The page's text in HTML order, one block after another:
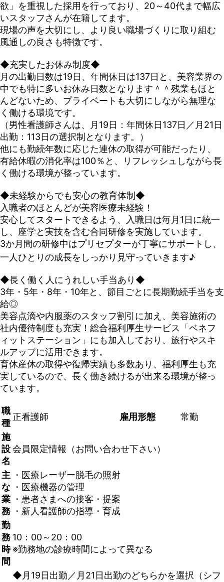
欲」を重視した採用を行っており、20～40代まで幅広
いスタッフさんが在籍してます。
現場の声を大切にし、より良い職場づくりに取り組む
風通しの良さも特徴です。
◆充実したお休み制度◆
月の出勤日数は19日、年間休日は137日と、美容業界の
中でも特に多いお休み日数となります＾＾残業もほと
んどないため、プライベートも大切にしながら無理な
く働ける環境です。
（男性看護師さんは、月19日：年間休日137日／月21日
出勤：113日の選択制となります。）
他にも勤続年数に応じた連休の取得が可能だったり、
有給休暇の消化率は100％と、リフレッシュしながら長
く働ける環境が整っています。
◆未経験からでも安心の教育体制◆
入職者のほとんどが美容医療未経験！
安心してスタートできるよう、入職日は毎月1日に統一
し、座学と実技を含む合同研修を実施しています。
3か月間の研修中はプリセプターが丁寧にサポートし、
一人ひとりの成長をしっかり見守っていきます♪
◆長く働く人にうれしい手当あり◆
3年・5年・8年・10年と、節目ごとに長期勤続手当を支
給◎
美容点滴や内服薬のスタッフ割引に加え、美容施術の
社内優待制度も充実！総合福利厚生サービス「ベネフ
ィットステーション」にも加入しており、旅行やスキ
ルアップに活用できます。
育休産休の取得や復帰実績も多数あり、福利厚生も充
実しているので、長く働き続けるが出来る環境が整っ
ています。
職
種
正看護師 雇用形態
常勤
施
設
名
会員限定情報（お問い合わせ下さい）
主
な
業
務
・医療レーザー脱毛の照射
・医療機器の管理
・患者さまへの接客・提案
・新人看護師の指導・育成
勤
務
時
間
10：00～20：00
※勤務地の診療時間によって異なる
◆月19日出勤／月21日出勤のどちらかを選択（シフ